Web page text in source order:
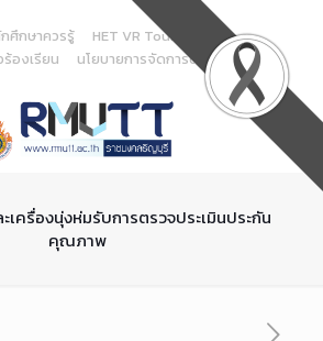
ศึกษาควรรู้
HET VR Tour
องเรียน
นโยบายการจัดการด้านสารสนเทศ
เครื่องนุ่งห่มรับการตรวจประเมินประกัน
คุณภาพ